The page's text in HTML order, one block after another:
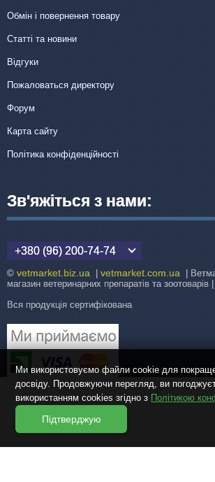
Обмін і повернення товару
Статті та новини
Відгуки
Пожаловаться директору
Форум
Карта сайту
Політика конфіденційності
Зв'яжіться з нами:
+380 (96) 200-74-74
© vetmarket.biz.ua vetmarket.com.ua |
магазин ветеринарних препаратів та зоотоварів
Вся продукція сертифікована
Ми використовуємо файли cookie для
досвіду. Продовжуючи перегляд, ви
використанням cookies згідно з Політикою
Підтверджую